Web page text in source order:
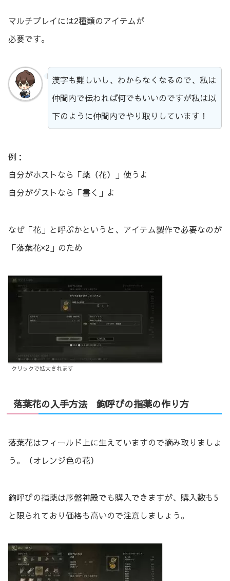
マルチプレイには2種類のアイテムが
必要です。
漢字も難しいし、わからなくなるので、私は
仲間内で伝われば何でもいいのですが私は以
下のように仲間内でやり取りしています！
例：
自分がホストなら「薬（花）」使うよ
自分がゲストなら「書く」よ
なぜ「花」と呼ぶかというと、アイテム製作で必要なのが
「落葉花×2」のため
クリックで拡大されます
落葉花の入手方法 鉤呼びの指薬の作り方
落葉花はフィールド上に生えていますので摘み取りましょ
う。（オレンジ色の花）
鉤呼びの指薬は序盤神殿でも購入できますが、購入数も5
と限られており価格も高いので注意しましょう。